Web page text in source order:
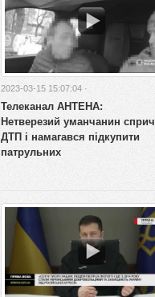
2023-03-15 15:07:04 ·
Телеканал АНТЕНА:
Нетверезий уманчанин
ДТП і намагався підкупити
патрульних